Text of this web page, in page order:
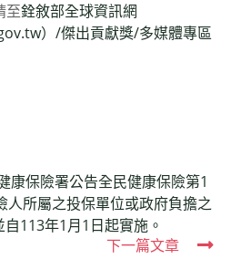
至銓敘部全球資訊網
）/傑出貢獻獎/多媒體專區
康保險署公告全民健康保險第1
人所屬之投保單位或政府負擔之
113年1月1日起實施。
下一篇文章